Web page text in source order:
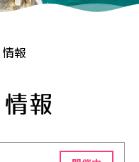
報
報